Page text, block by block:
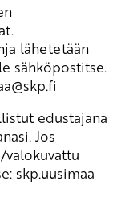
lähetetään
sähköpostitse.
@skp.fi
edustajana
Jos
valokuvattu
skp.uusimaa